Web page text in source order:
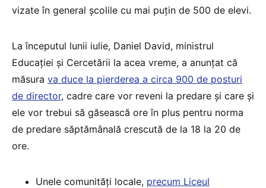
vizate în general școlile cu mai puțin de 500 de elevi.
La începutul lunii iulie, Daniel David, ministrul
Educației și Cercetării la acea vreme, a anunțat că
măsura va duce la pierderea a circa 900 de posturi
de director, cadre care vor reveni la predare și care și
ele vor trebui să găsească ore în plus pentru norma
de predare săptămânală crescută de la 18 la 20 de
ore.
Unele comunități locale, precum Liceul